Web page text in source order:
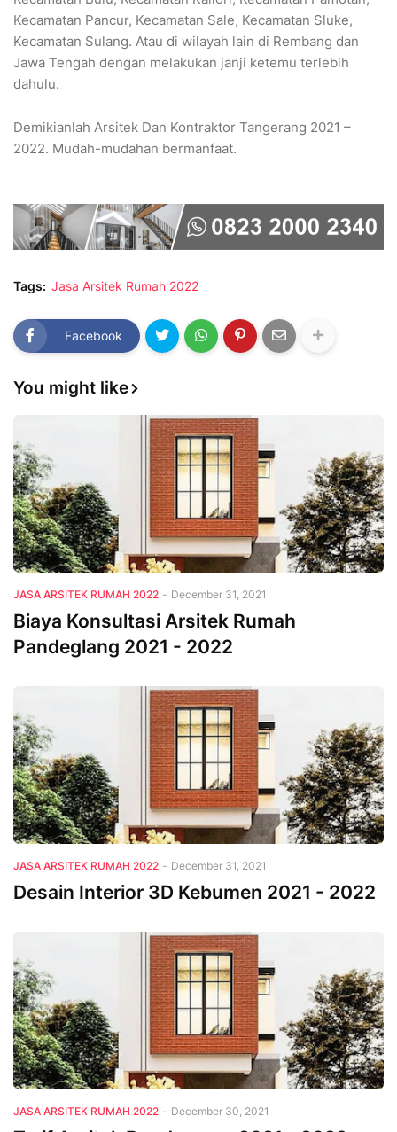
Kecamatan Pancur, Kecamatan Sale, Kecamatan Sluke,
Kecamatan Sulang. Atau di wilayah lain di Rembang dan
Jawa Tengah dengan melakukan janji ketemu terlebih
dahulu.
Demikianlah Arsitek Dan Kontraktor Tangerang 2021 –
2022. Mudah-mudahan bermanfaat.
Tags: Jasa Arsitek Rumah 2022
Facebook
You might like
JASA ARSITEK RUMAH 2022 - December 31, 2021
Biaya Konsultasi Arsitek Rumah
Pandeglang 2021 - 2022
JASA ARSITEK RUMAH 2022 - December 31, 2021
Desain Interior 3D Kebumen 2021 - 2022
JASA ARSITEK RUMAH 2022 - December 30, 2021